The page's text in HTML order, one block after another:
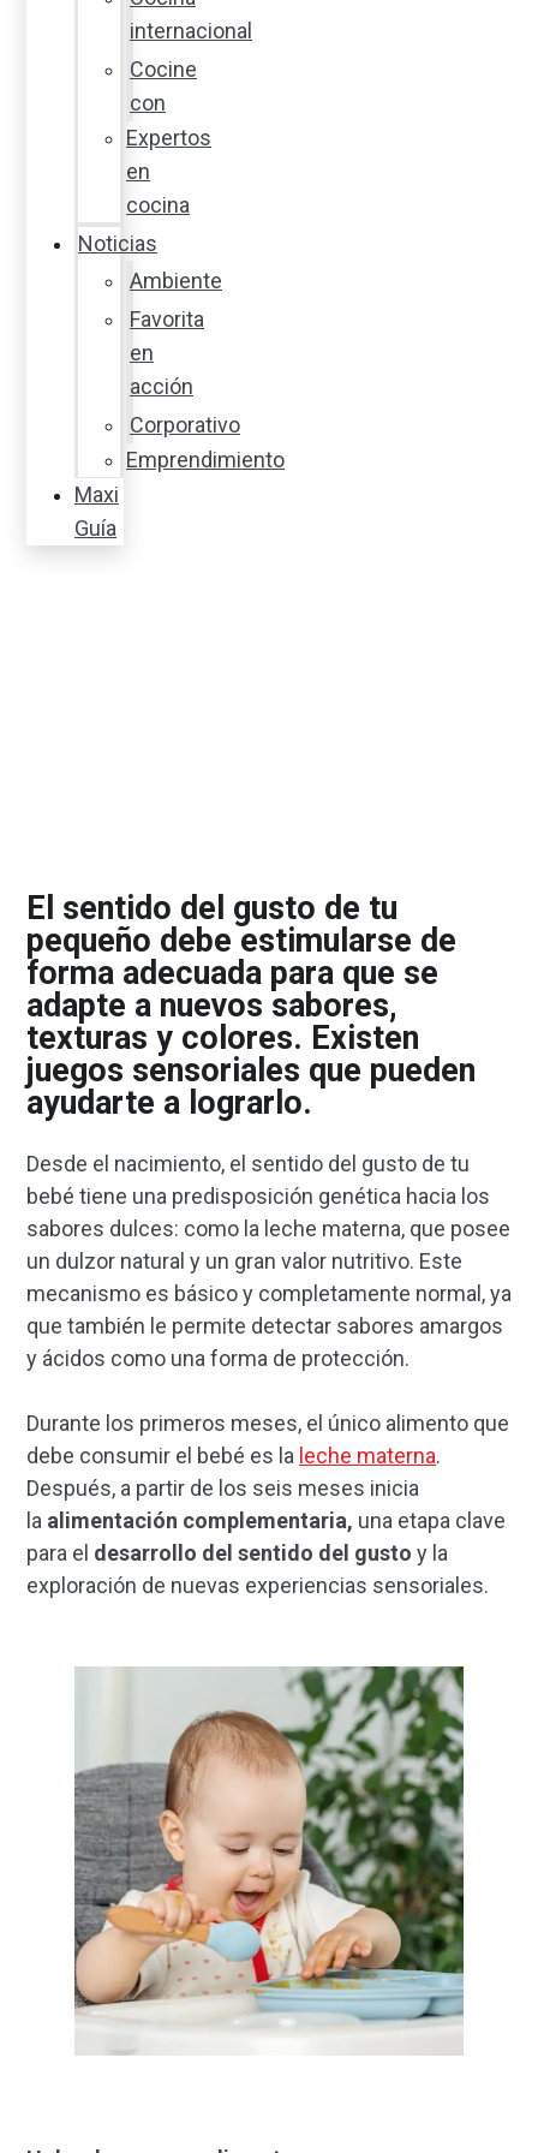
internacional
Cocine
con
Expertos
en
cocina
Noticias
Ambiente
Favorita
en
acción
Corporativo
Emprendimiento
Maxi
Guía
El sentido del gusto de tu
pequeño debe estimularse de
forma adecuada para que se
adapte a nuevos sabores,
texturas y colores. Existen
juegos sensoriales que pueden
ayudarte a lograrlo.
Desde el nacimiento, el sentido del gusto de tu
bebé tiene una predisposición genética hacia los
sabores dulces: como la leche materna, que posee
un dulzor natural y un gran valor nutritivo. Este
mecanismo es básico y completamente normal, ya
que también le permite detectar sabores amargos
y ácidos como una forma de protección.
Durante los primeros meses, el único alimento que
debe consumir el bebé es la leche materna.
Después, a partir de los seis meses inicia
la alimentación complementaria, una etapa clave
para el desarrollo del sentido del gusto y la
exploración de nuevas experiencias sensoriales.